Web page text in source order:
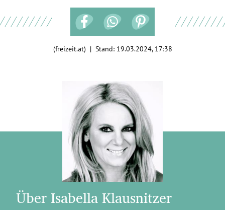
(freizeit.at) | Stand: 19.03.2024, 17:38
Über Isabella Klausnitzer